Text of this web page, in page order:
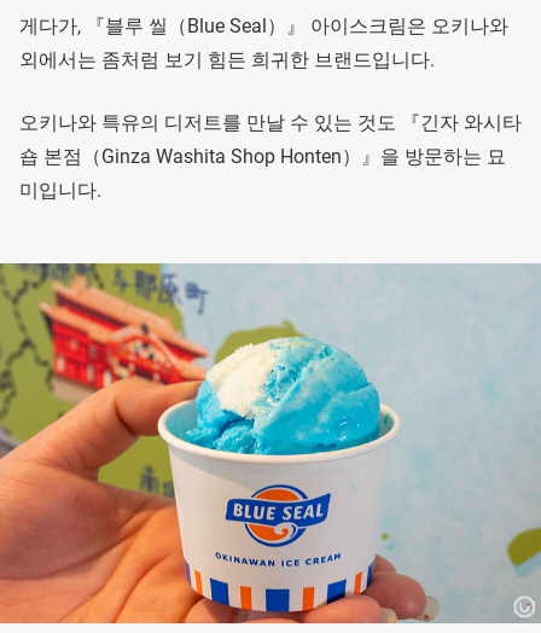
게다가, 『블루 씰（Blue Seal）』 아이스크림은 오키나와
외에서는 좀처럼 보기 힘든 희귀한 브랜드입니다.
오키나와 특유의 디저트를 만날 수 있는 것도 『긴자 와시타
숍 본점（Ginza Washita Shop Honten）』을 방문하는 묘
미입니다.